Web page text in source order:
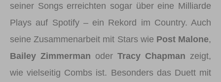
seiner Songs erreichten sogar über eine Milliarde
Plays auf Spotify – ein Rekord im Country. Auch
seine Zusammenarbeit mit Stars wie Post Malone,
Bailey Zimmerman oder Tracy Chapman zeigt,
wie vielseitig Combs ist. Besonders das Duett mit